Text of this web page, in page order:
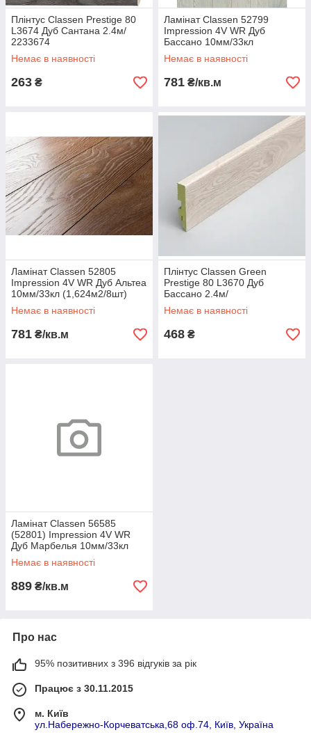
Плінтус Classen Prestige 80
L3674 Дуб Сантана 2.4м/
2233674
Немає в наявності
263 ₴
Ламінат Classen 52799
Impression 4V WR Дуб
Бассано 10мм/33кл
(1,624м2)
Немає в наявності
781 ₴/кв.м
Ламінат Classen 52805
Impression 4V WR Дуб Альтеа
10мм/33кл (1,624м2/8шт)
new 56581
Немає в наявності
781 ₴/кв.м
Плінтус Classen Green
Prestige 80 L3670 Дуб
Бассано 2.4м/
Немає в наявності
468 ₴
Ламінат Classen 56585
(52801) Impression 4V WR
Дуб Марбелья 10мм/33кл
(1,624м2)
Немає в наявності
889 ₴/кв.м
Про нас
95% позитивних з 396 відгуків за рік
Працює з 30.11.2015
м. Київ
ул.Набережно-Корчеватська,68 оф.74, Київ, Україна